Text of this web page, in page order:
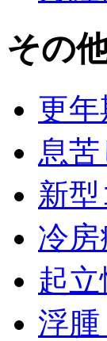
その
更
息
新
冷房
起
浮腫